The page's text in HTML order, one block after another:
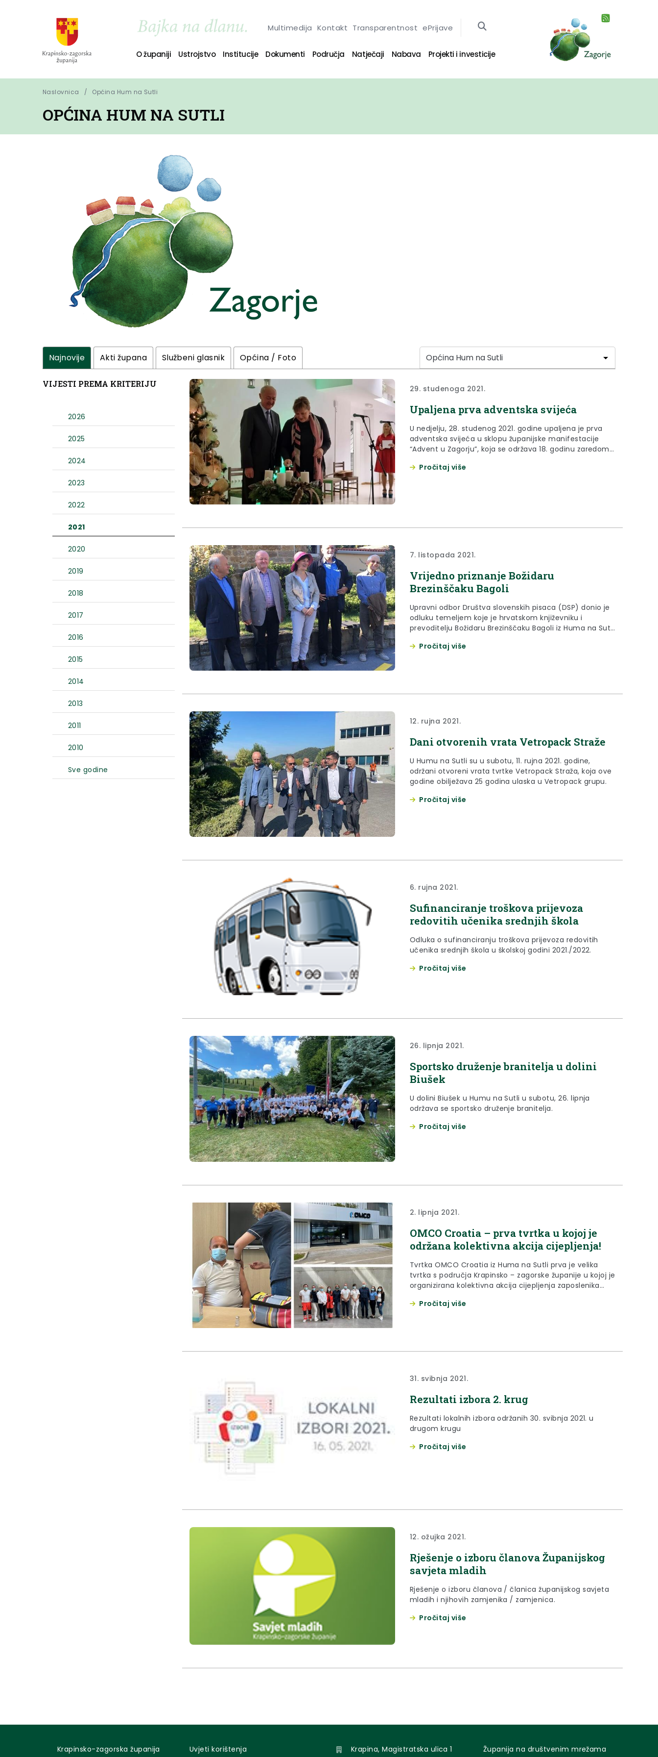
Multimedija Kontakt Transparentnost ePrijave
O županiji Ustrojstvo Institucije Dokumenti Područja Natječaji Nabava Projekti i investicije
Naslovnica Općina Hum na Sutli
OPĆINA HUM NA SUTLI
Najnovije Akti župana Službeni glasnik Općina / Foto
VIJESTI PREMA KRITERIJU
2026
2025
2024
2023
2022
2021
2020
2019
2018
2017
2016
2015
2014
2013
2011
2010
Sve godine
29. studenoga 2021.
Upaljena prva adventska svijeća
U nedjelju, 28. studenog 2021. godine upaljena je prva
adventska svijeća u sklopu županijske manifestacije
“Advent u Zagorju”, koja se održava 18. godinu zaredom.
prikupljena sredstva namijenjena su Udruzi „Onkološki
Pročitaj više
7. listopada 2021.
Vrijedno priznanje Božidaru
Brezinščaku Bagoli
Upravni odbor Društva slovenskih pisaca (DSP) donio je
odluku temeljem koje je hrvatskom književniku i
prevoditelju Božidaru Brezinščaku Bagoli iz Huma na Sutli
Pročitaj više
12. rujna 2021.
Dani otvorenih vrata Vetropack Straže
U Humu na Sutli su u subotu, 11. rujna 2021. godine,
održani otvoreni vrata tvrtke Vetropack Straža, koja ove
godine obilježava 25 godina ulaska u Vetropack grupu.
Pročitaj više
6. rujna 2021.
Sufinanciranje troškova prijevoza
redovitih učenika srednjih škola
Odluka o sufinanciranju troškova prijevoza redovitih
učenika srednjih škola u školskoj godini 2021./2022.
Pročitaj više
26. lipnja 2021.
Sportsko druženje branitelja u dolini
Biušek
U dolini Biušek u Humu na Sutli u subotu, 26. lipnja
održava se sportsko druženje branitelja.
Pročitaj više
2. lipnja 2021.
OMCO Croatia – prva tvrtka u kojoj je
održana kolektivna akcija cijepljenja!
Tvrtka OMCO Croatia iz Huma na Sutli prva je velika
tvrtka s područja Krapinsko – zagorske županije u kojoj je
organizirana kolektivna akcija cijepljenja zaposlenika
Pročitaj više
31. svibnja 2021.
Rezultati izbora 2. krug
Rezultati lokalnih izbora održanih 30. svibnja 2021. u
drugom krugu
Pročitaj više
12. ožujka 2021.
Rješenje o izboru članova Županijskog
savjeta mladih
Rješenje o izboru članova / članica županijskog savjeta
mladih i njihovih zamjenika / zamjenica.
Pročitaj više
Krapinsko-zagorska županija Uvjeti korištenja Krapina, Magistratska ulica 1 Županija na društvenim mrežama